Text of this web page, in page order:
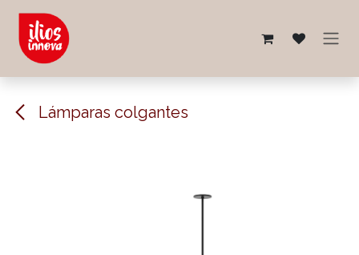
Ir al contenido
Lámparas colgantes